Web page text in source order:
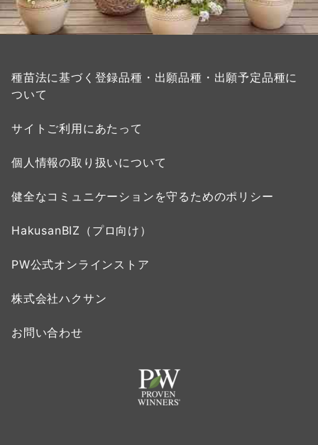
種苗法に基づく登録品種・出願品種・出願予定品種に
ついて
サイトご利用にあたって
個人情報の取り扱いについて
健全なコミュニケーションを守るためのポリシー
HakusanBIZ（プロ向け）
PW公式オンラインストア
株式会社ハクサン
お問い合わせ